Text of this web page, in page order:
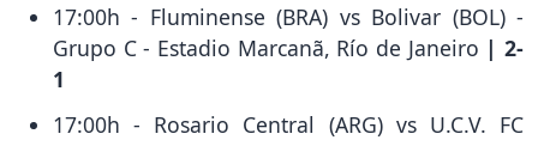
17:00h - Fluminense (BRA) vs Bolivar (BOL) -
Grupo C - Estadio Marcanã, Río de Janeiro | 2-
1
17:00h - Rosario Central (ARG) vs U.C.V. FC